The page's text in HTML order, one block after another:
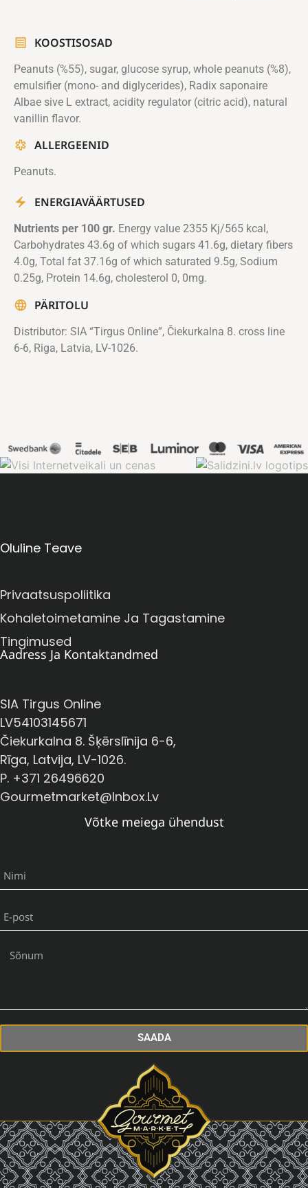
KOOSTISOSAD
Peanuts (%55), sugar, glucose syrup, whole peanuts (%8),
emulsifier (mono- and diglycerides), Radix saponaire
Albae sive L extract, acidity regulator (citric acid), natural
vanillin flavor.
ALLERGEENID
Peanuts.
ENERGIAVÄÄRTUSED
Nutrients per 100 gr. Energy value 2355 Kj/565 kcal,
Carbohydrates 43.6g of which sugars 41.6g, dietary fibers
4.0g, Total fat 37.16g of which saturated 9.5g, Sodium
0.25g, Protein 14.6g, cholesterol 0, 0mg.
PÄRITOLU
Distributor: SIA “Tirgus Online”, Čiekurkalna 8. cross line
6-6, Riga, Latvia, LV-1026.
Oluline Teave
Privaatsuspoliitika
Kohaletoimetamine Ja Tagastamine
Tingimused
Aadress Ja Kontaktandmed
SIA Tirgus Online
LV54103145671
Čiekurkalna 8. Šķērslīnija 6-6,
Rīga, Latvija, LV-1026.
P. +371 26496620
Gourmetmarket@inbox.lv
Võtke meiega ühendust
SAADA